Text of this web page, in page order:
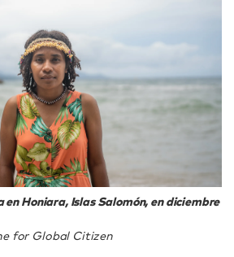
en Honiara, Islas Salomón, en diciembre
for Global Citizen